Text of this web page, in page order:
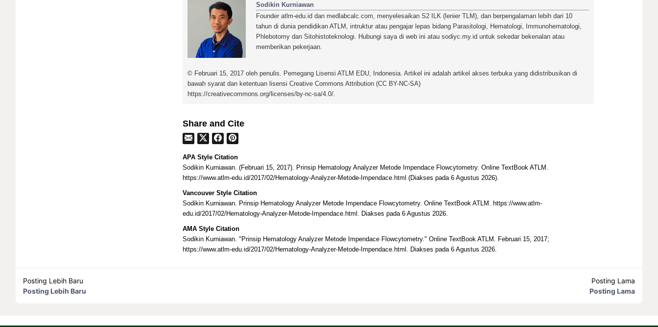
Sodikin Kurniawan
Founder atlm-edu.id dan medlabcalc.com, menyelesaikan S2 ILK (lenier TLM), dan berpengalaman lebih dari 10
tahun di dunia pendidikan ATLM, intruktur atau pengajar lepas bidang Parasitologi, Hematologi, Immunohematologi,
Phlebotomy dan Sitohistoteknologi. Hubungi saya di web ini atau sodiyc.my.id untuk sekedar bekenalan atau
memberikan pekerjaan.
© Februari 15, 2017 oleh penulis. Pemegang Lisensi ATLM EDU, Indonesia. Artikel ini adalah artikel akses terbuka yang didistribusikan di
bawah syarat dan ketentuan lisensi Creative Commons Attribution (CC BY-NC-SA)
https://creativecommons.org/licenses/by-nc-sa/4.0/.
Share and Cite
APA Style Citation
Sodikin Kurniawan. (Februari 15, 2017). Prinsip Hematology Analyzer Metode Impendace Flowcytometry. Online TextBook ATLM.
https://www.atlm-edu.id/2017/02/Hematology-Analyzer-Metode-Impendace.html (Diakses pada 6 Agustus 2026).
Vancouver Style Citation
Sodikin Kurniawan. Prinsip Hematology Analyzer Metode Impendace Flowcytometry. Online TextBook ATLM. https://www.atlm-
edu.id/2017/02/Hematology-Analyzer-Metode-Impendace.html. Diakses pada 6 Agustus 2026.
AMA Style Citation
Sodikin Kurniawan. "Prinsip Hematology Analyzer Metode Impendace Flowcytometry." Online TextBook ATLM. Februari 15, 2017;
https://www.atlm-edu.id/2017/02/Hematology-Analyzer-Metode-Impendace.html. Diakses pada 6 Agustus 2026.
Posting Lebih Baru
Posting Lebih Baru
Posting Lama
Posting Lama